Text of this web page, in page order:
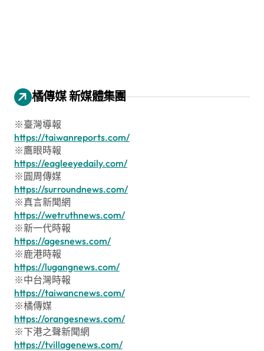
橘傳媒 新媒體集團
※臺灣導報
https://taiwanreports.com/
※鷹眼時報
https://eagleeyedaily.com/
※圓周傳媒
https://surroundnews.com/
※真言新聞網
https://wetruthnews.com/
※新一代時報
https://agesnews.com/
※鹿港時報
https://lugangnews.com/
※中台灣時報
https://taiwancnews.com/
※橘傳媒
https://orangesnews.com/
※下港之聲新聞網
https://tvillagenews.com/